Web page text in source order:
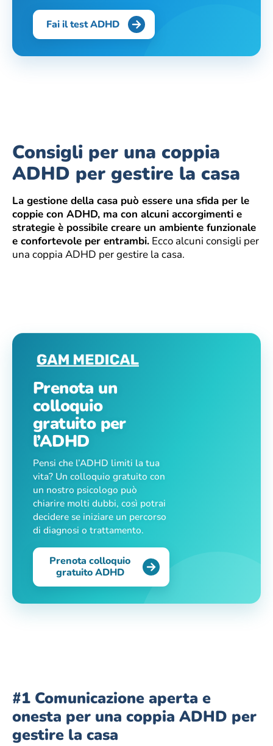
Fai il test ADHD
Consigli per una coppia
ADHD per gestire la casa
La gestione della casa può essere una sfida per le
coppie con ADHD, ma con alcuni accorgimenti e
strategie è possibile creare un ambiente funzionale
e confortevole per entrambi. Ecco alcuni consigli per
una coppia ADHD per gestire la casa.
Prenota un
colloquio
gratuito per
l’ADHD
Pensi che l’ADHD limiti la tua
vita? Un colloquio gratuito con
un nostro psicologo può
chiarire molti dubbi, così potrai
decidere se iniziare un percorso
di diagnosi o trattamento.
Prenota colloquio
gratuito ADHD
#1 Comunicazione aperta e
onesta per una coppia ADHD per
gestire la casa